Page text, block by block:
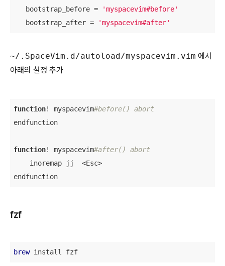
   bootstrap_before =
'myspacevim#before'
   bootstrap_after =
'myspacevim#after'
~/.SpaceVim.d/autoload/myspacevim.vim 에서
아래의 설정 추가
function! myspacevim#before() abort
endfunction
function! myspacevim#after() abort
    inoremap jj  <Esc>
endfunction
fzf
brew install fzf